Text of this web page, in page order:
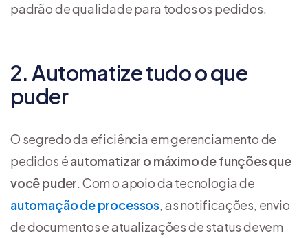
padrão de qualidade para todos os pedidos.
2. Automatize tudo o que
puder
O segredo da eficiência em gerenciamento de
pedidos éautomatizar o máximo de funções que
você puder. Com o apoio da tecnologia de
automação de processos, as notificações, envio
de documentos e atualizações de status devem